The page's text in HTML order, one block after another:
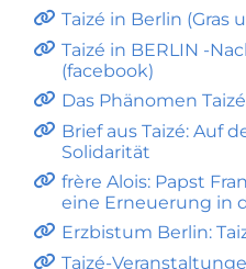
Taizé in Berlin (Gras
Taizé in BERLIN -
(facebook)
Das Phänomen Taizé
Brief aus Taizé: Auf
Solidarität
frère Alois: Papst
eine Erneuerung in
Erzbistum Berlin:
Taizé-